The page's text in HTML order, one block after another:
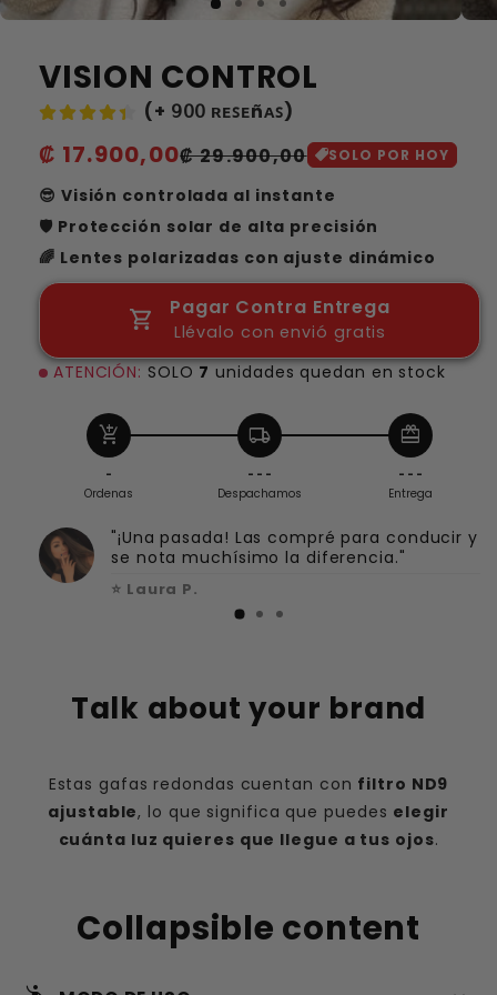
VISION CONTROL
(+ 𝟫𝟢𝟢 ʀᴇꜱᴇñᴀꜱ)
Precio
habitual
₡ 17.900,00
Precio
de
oferta
₡ 29.900,00 SOLO POR HOY
😎 Visión controlada al instante
🛡️ Protección solar de alta precisión
🌈 Lentes polarizadas con ajuste dinámico
Pagar Contra Entrega
Llévalo con envió gratis
ATENCIÓN: SOLO 7 unidades quedan en stock
add_shopping_cart
-
Ordenas
local_shipping
- - -
Despachamos
redeem
- - -
Entrega
"¡Una pasada! Las compré para conducir y
se nota muchísimo la diferencia."
⭐ Laura P.
Talk about your brand
Estas gafas redondas cuentan con filtro ND9
ajustable, lo que significa que puedes elegir
cuánta luz quieres que llegue a tus ojos.
Collapsible content